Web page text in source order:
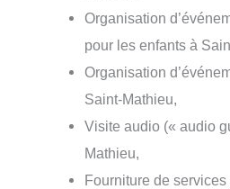
Organisation
pour les enfants à
Organisation
Saint-Mathieu,
Visite audio (« audio
Mathieu,
Fourniture de services